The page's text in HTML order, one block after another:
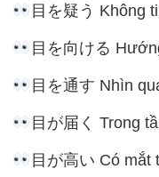
目を疑う Không
目を向ける
目を通す Nhìn
目が届く Trong
目が高い Có mắt